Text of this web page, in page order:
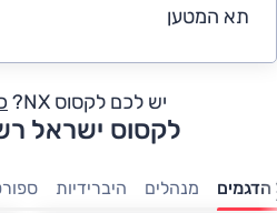
תא המטען
יש לכם לקסוס NX?
לקסוס ישראל
הדגמים מנהלים היברידיות